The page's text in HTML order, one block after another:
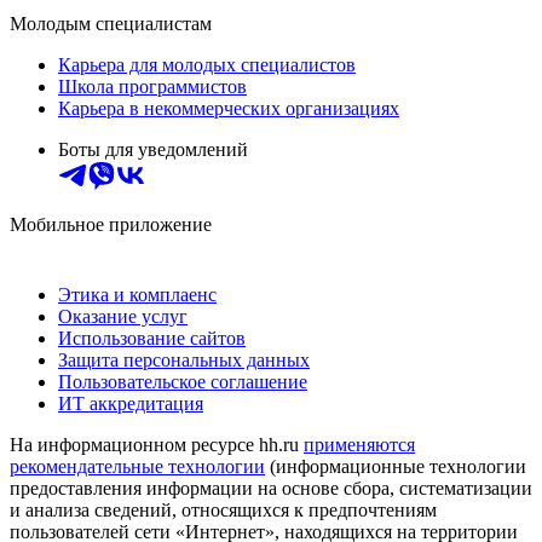
Молодым специалистам
Карьера для молодых специалистов
Школа программистов
Карьера в некоммерческих организациях
Боты для уведомлений
Мобильное приложение
Этика и комплаенс
Оказание услуг
Использование сайтов
Защита персональных данных
Пользовательское соглашение
ИТ аккредитация
На информационном ресурсе hh.ru применяются
рекомендательные технологии (информационные технологии
предоставления информации на основе сбора, систематизации
и анализа сведений, относящихся к предпочтениям
пользователей сети «Интернет», находящихся на территории